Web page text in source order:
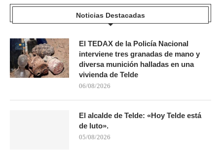
Noticias Destacadas
El TEDAX de la Policía Nacional
interviene tres granadas de mano y
diversa munición halladas en una
vivienda de Telde
06/08/2026
El alcalde de Telde: «Hoy Telde está
de luto».
05/08/2026